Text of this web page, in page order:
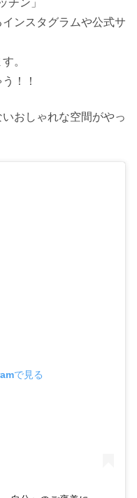
チン」
ンスタグラムや公式サ
。
！！
おしゃれな空間がやっ
で見る